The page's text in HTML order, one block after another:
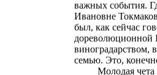
важных события.
Ивановне
был, как сейчас
дореволюционной
виноградарством,
семью. Это,
Молодая